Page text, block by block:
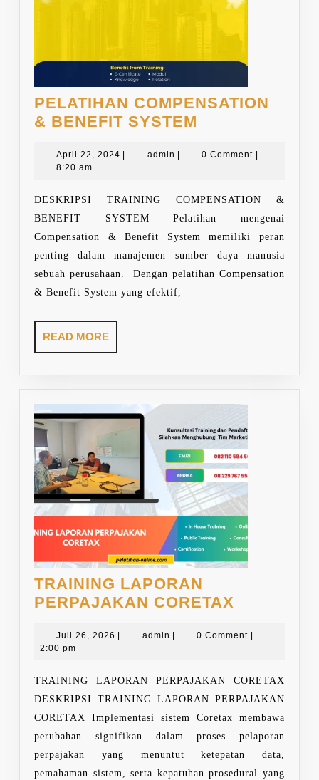
PELATIHAN COMPENSATION
& BENEFIT SYSTEM
&
SYSTEM
April 22, 2024 April
| admin admin
| 0 Comment |
8:20 am
DESKRIPSI TRAINING COMPENSATION &
BENEFIT SYSTEM Pelatihan mengenai
Compensation & Benefit System memiliki peran
penting dalam manajemen sumber daya manusia
sebuah perusahaan. Dengan pelatihan Compensation
& Benefit System yang efektif,
READ MOREREAD
MORE
TRAINING LAPORAN
PERPAJAKAN CORETAX
Juli 26, 2026 Juli
admin admin0 Comment
2:00 pm
TRAINING LAPORAN PERPAJAKAN CORETAX
DESKRIPSI TRAINING LAPORAN PERPAJAKAN
CORETAX Implementasi sistem Coretax membawa
perubahan signifikan dalam proses pelaporan
perpajakan yang menuntut ketepatan data,
pemahaman sistem, serta kepatuhan prosedural yang